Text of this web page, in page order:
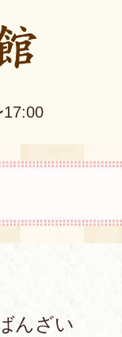
17:00
中文
て
んざい